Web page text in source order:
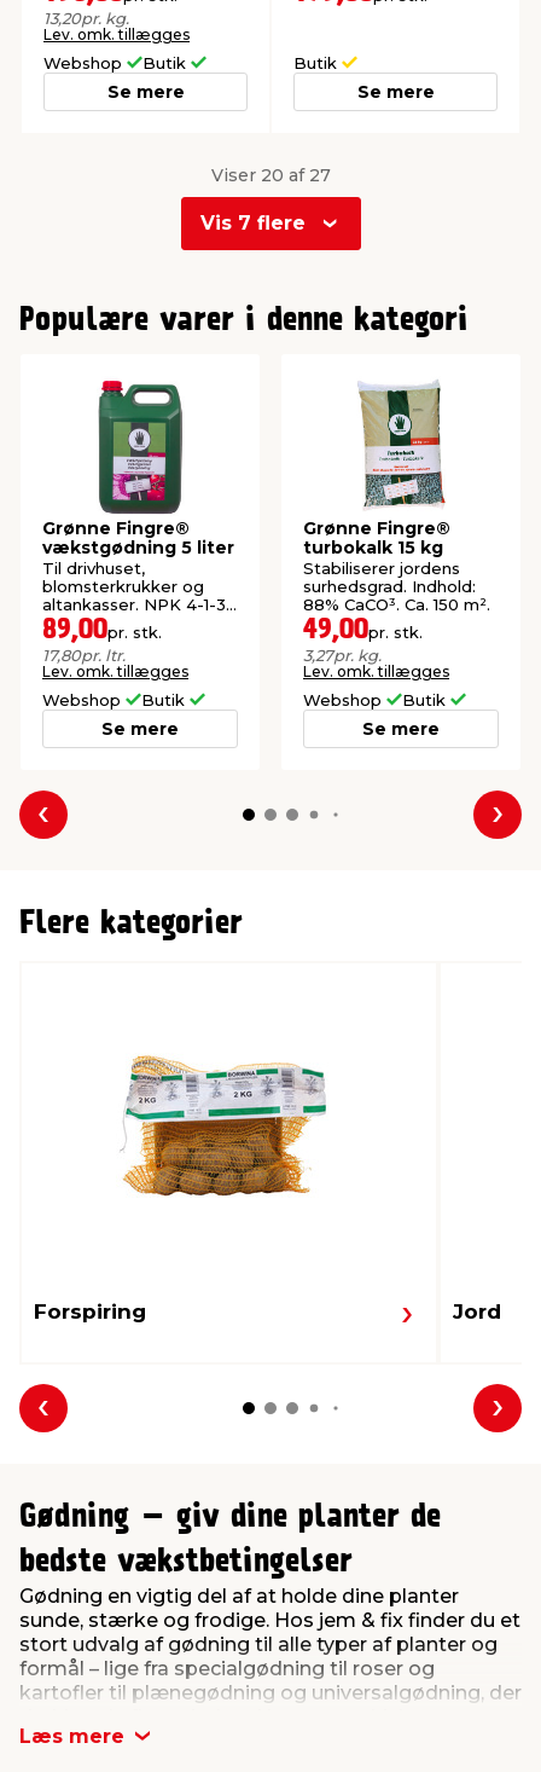
13,20pr. kg.
Lev. omk. tillægges
Webshop Butik
Se mere
Butik
Se mere
Viser 20 af 27
Vis 7 flere
1
Populære varer i denne kategori
Grønne Fingre®
vækstgødning 5 liter
Til drivhuset,
blomsterkrukker og
altankasser. NPK 4-1-3.
5 liter = 1667 liter.
89,00pr. stk.
17,80pr. ltr.
Lev. omk. tillægges
Webshop Butik
Se mere
Grønne Fingre®
turbokalk 15 kg
Stabiliserer jordens
surhedsgrad. Indhold:
88% CaCO³. Ca. 150 m².
49,00pr. stk.
3,27pr. kg.
Lev. omk. tillægges
Webshop Butik
Se mere
Forrige
Flere kategorier
Forspiring Jord
Forrige
Gødning – giv dine planter de
bedste vækstbetingelser
Gødning en vigtig del af at holde dine planter
sunde, stærke og frodige. Hos jem & fix finder du et
stort udvalg af gødning til alle typer af planter og
formål – lige fra specialgødning til roser og
kartofler til plænegødning og universalgødning, der
Læs mere